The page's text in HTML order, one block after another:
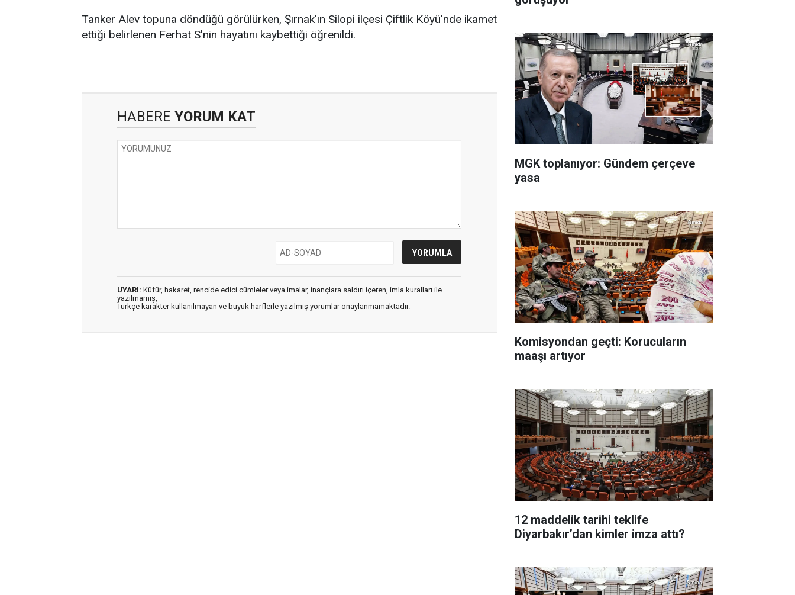
Tanker Alev topuna döndüğü görülürken, Şırnak'ın Silopi ilçesi Çiftlik Köyü'nde ikamet
ettiği belirlenen Ferhat S'nin hayatını kaybettiği öğrenildi.
HABERE YORUM KAT
UYARI: Küfür, hakaret, rencide edici cümleler veya imalar, inançlara saldırı içeren, imla kuralları ile
yazılmamış,
Türkçe karakter kullanılmayan ve büyük harflerle yazılmış yorumlar onaylanmamaktadır.
MGK toplanıyor: Gündem çerçeve
yasa
Komisyondan geçti: Korucuların
maaşı artıyor
12 maddelik tarihi teklife
Diyarbakır’dan kimler imza attı?